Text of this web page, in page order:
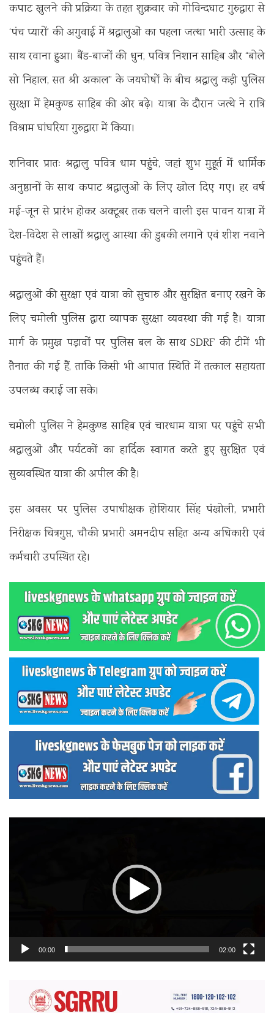
कपाट खुलने की प्रक्रिया के तहत शुक्रवार को गोविन्दघाट गुरुद्वारा से
‘पंच प्यारों’ की अगुवाई में श्रद्धालुओं का पहला जत्था भारी उत्साह के
साथ रवाना हुआ। बैंड-बाजों की धुन, पवित्र निशान साहिब और “बोले
सो निहाल, सत श्री अकाल” के जयघोषों के बीच श्रद्धालु कड़ी पुलिस
सुरक्षा में हेमकुण्ड साहिब की ओर बढ़े। यात्रा के दौरान जत्थे ने रात्रि
विश्राम घांघरिया गुरुद्वारा में किया।
शनिवार प्रातः श्रद्धालु पवित्र धाम पहुंचे, जहां शुभ मुहूर्त में धार्मिक
अनुष्ठानों के साथ कपाट श्रद्धालुओं के लिए खोल दिए गए। हर वर्ष
मई-जून से प्रारंभ होकर अक्टूबर तक चलने वाली इस पावन यात्रा में
देश-विदेश से लाखों श्रद्धालु आस्था की डुबकी लगाने एवं शीश नवाने
पहुंचते हैं।
श्रद्धालुओं की सुरक्षा एवं यात्रा को सुचारु और सुरक्षित बनाए रखने के
लिए चमोली पुलिस द्वारा व्यापक सुरक्षा व्यवस्था की गई है। यात्रा
मार्ग के प्रमुख पड़ावों पर पुलिस बल के साथ SDRF की टीमें भी
तैनात की गई हैं, ताकि किसी भी आपात स्थिति में तत्काल सहायता
उपलब्ध कराई जा सके।
चमोली पुलिस ने हेमकुण्ड साहिब एवं चारधाम यात्रा पर पहुंचे सभी
श्रद्धालुओं और पर्यटकों का हार्दिक स्वागत करते हुए सुरक्षित एवं
सुव्यवस्थित यात्रा की अपील की है।
इस अवसर पर पुलिस उपाधीक्षक होशियार सिंह पंखोली, प्रभारी
निरीक्षक चित्रगुप्त, चौकी प्रभारी अमनदीप सहित अन्य अधिकारी एवं
कर्मचारी उपस्थित रहे।
00:00 02:00